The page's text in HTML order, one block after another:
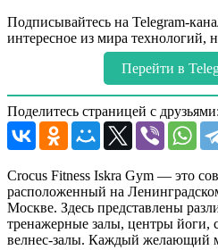
Подписывайтесь на Telegram-
интересное из мира технологий,
Перейти в
Поделитесь страницей с друзьями:
Crocus Fitness Iskra Gym — это
расположенный на
Москве. Здесь представлены
тренажерные залы, центры йоги,
велнес-залы. Каждый желающий